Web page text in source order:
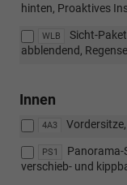
hinten, Proaktives
WLB
Sicht-
abblendend,
Innen
4A3
PS1
Panorama-
verschieb- und